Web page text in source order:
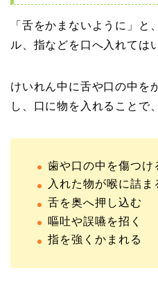
「舌をかまないように」と
ル、指などを口へ入れては
けいれん中に舌や口の中を
し、口に物を入れることで、
歯や口の中を傷つけ
入れた物が喉に詰ま
舌を奥へ押し込む
嘔吐や誤嚥を招く
指を強くかまれる